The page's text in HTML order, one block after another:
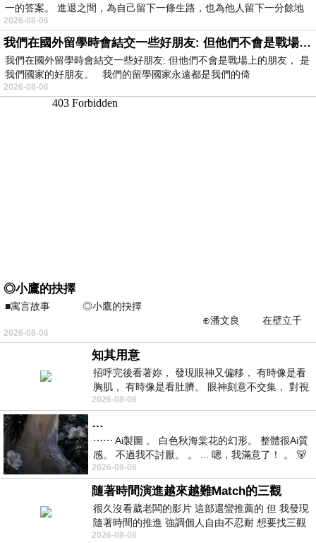
一的答案。 進退之間，為自己留下一條生路，也為他人留下一分餘地
2026-08-06
我們在國外留學時會結交一些好朋友: 但他們不會是戰場上的朋友
我們在國外留學時會結交一些好朋友: 但他們不會是戰場上的朋友， 是
我們國家的好朋友。 我們的留學國家永遠都是我們的倚
2026-08-06
◎小鷹的抉擇
■寓言故事 ◎小鷹的抉擇
⊕潘文良 在壁立千
仞的懸崖上，有一座遮天蔽
2026-08-06
知其用意
招呼完後看著妳， 發現眼神又偏移， 有時像是看
胸肌， 有時像是看肚臍。 眼神刻意不交集， 對視
視線不對齊， 讓我很難不
2026-08-06
…
⋯⋯ Ai製圖 。 白色秋海棠花的幻形。 整體很Ai質
感。 不過我不討厭。 。 ... 嗯，我滿意了！ 。 🐻
昨中
2026-08-06
隨著時間演進越來越難Match的三觀
很久沒看葳老闆的影片 這部還蠻推薦的 但 我發現
隨著時間的推進 強調個人自由不忍耐 想要找三觀
接近的不要說對象 連朋友都超
2026-08-06